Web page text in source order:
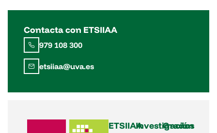
Contacta con ETSIIAA
979 108 300
etsiiaa@uva.es
ETSIIAAInvestigación
Grados